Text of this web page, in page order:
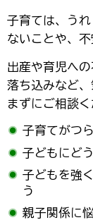
子育ては、う
ないことや、不
出産や育児へ
落ち込みなど
まずにご相談く
子育てがつ
子どもにど
子どもを強
う
親子関係に